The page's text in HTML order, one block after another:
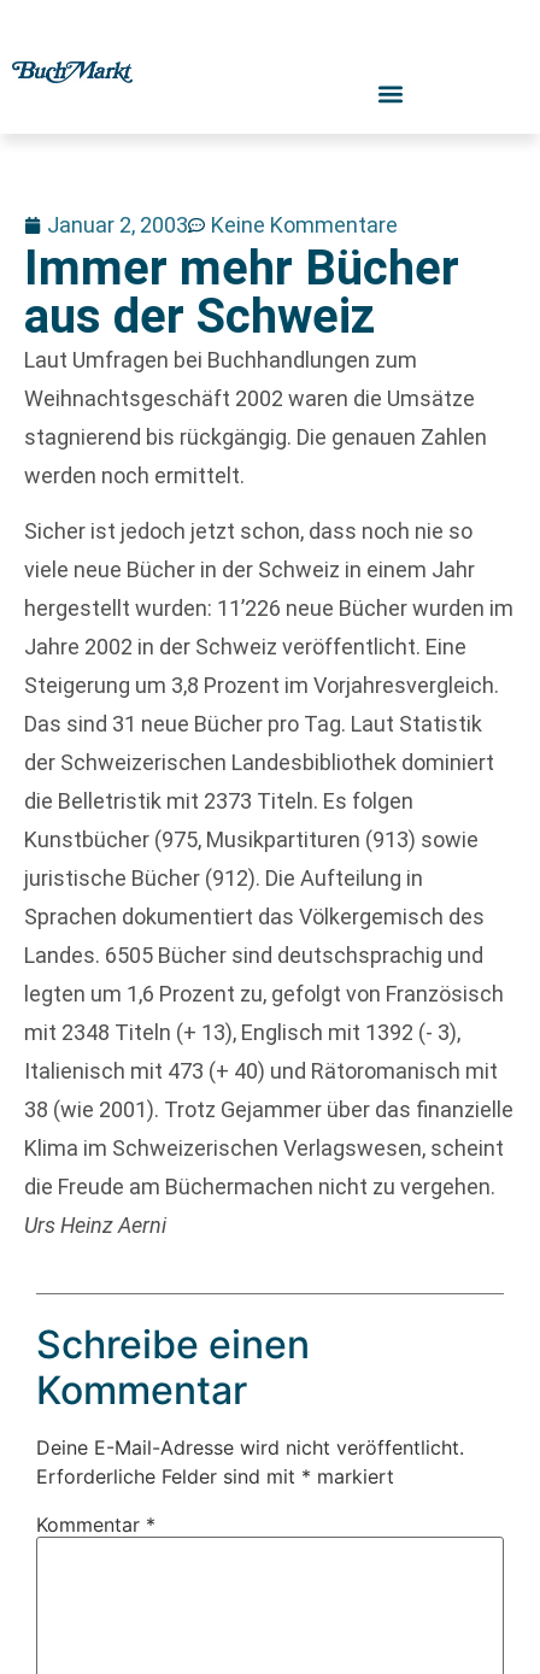
Januar 2, 2003 Keine Kommentare
Immer mehr Bücher
aus der Schweiz
Laut Umfragen bei Buchhandlungen zum
Weihnachtsgeschäft 2002 waren die Umsätze
stagnierend bis rückgängig. Die genauen Zahlen
werden noch ermittelt.
Sicher ist jedoch jetzt schon, dass noch nie so
viele neue Bücher in der Schweiz in einem Jahr
hergestellt wurden: 11’226 neue Bücher wurden im
Jahre 2002 in der Schweiz veröffentlicht. Eine
Steigerung um 3,8 Prozent im Vorjahresvergleich.
Das sind 31 neue Bücher pro Tag. Laut Statistik
der Schweizerischen Landesbibliothek dominiert
die Belletristik mit 2373 Titeln. Es folgen
Kunstbücher (975, Musikpartituren (913) sowie
juristische Bücher (912). Die Aufteilung in
Sprachen dokumentiert das Völkergemisch des
Landes. 6505 Bücher sind deutschsprachig und
legten um 1,6 Prozent zu, gefolgt von Französisch
mit 2348 Titeln (+ 13), Englisch mit 1392 (- 3),
Italienisch mit 473 (+ 40) und Rätoromanisch mit
38 (wie 2001). Trotz Gejammer über das finanzielle
Klima im Schweizerischen Verlagswesen, scheint
die Freude am Büchermachen nicht zu vergehen.
Urs Heinz Aerni
Schreibe einen
Kommentar
Deine E-Mail-Adresse wird nicht veröffentlicht.
Erforderliche Felder sind mit * markiert
Kommentar *